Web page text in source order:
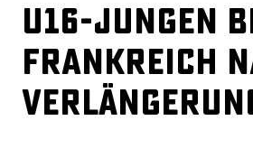
U16-Jungen
Frankreich